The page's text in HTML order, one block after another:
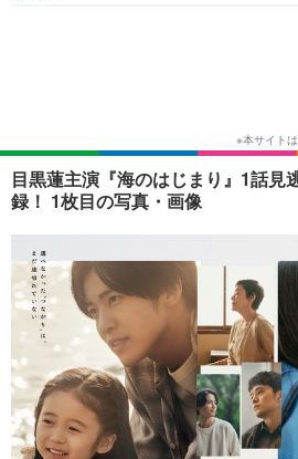
ショッピング
目黒蓮主演『海のはじまり』1話見
録！ 1枚目の写真・画像